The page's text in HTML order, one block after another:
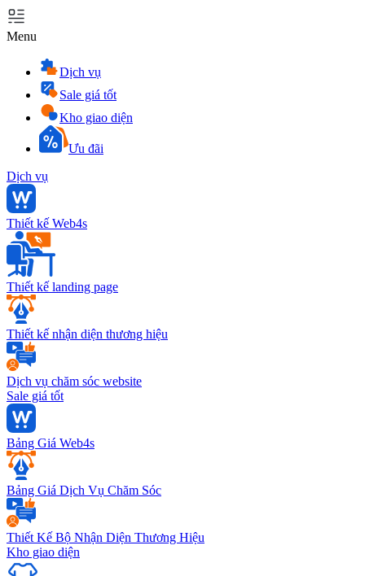
Menu
Dịch vụ
Sale giá tốt
Kho giao diện
Ưu đãi
Dịch vụ
Thiết kế Web4s
Thiết kế landing page
Thiết kế nhận diện thương hiệu
Dịch vụ chăm sóc website
Sale giá tốt
Bảng Giá Web4s
Bảng Giá Dịch Vụ Chăm Sóc
Thiết Kế Bộ Nhận Diện Thương Hiệu
Kho giao diện